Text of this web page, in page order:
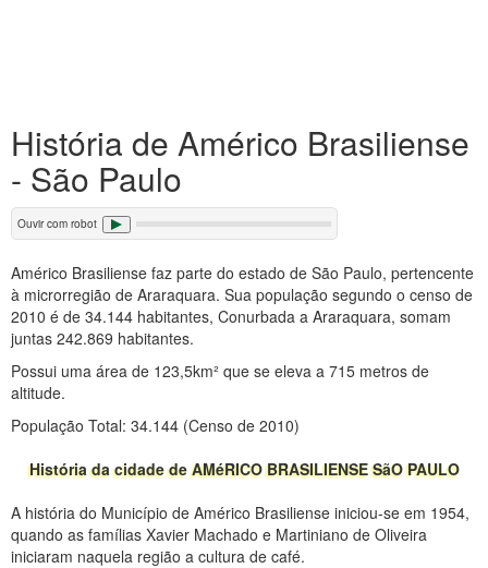
História de Américo Brasiliense
- São Paulo
Ouvir com robot
Américo Brasiliense faz parte do estado de São Paulo, pertencente
à microrregião de Araraquara. Sua população segundo o censo de
2010 é de 34.144 habitantes, Conurbada a Araraquara, somam
juntas 242.869 habitantes.
Possui uma área de 123,5km² que se eleva a 715 metros de
altitude.
População Total: 34.144 (Censo de 2010)
História da cidade de AMéRICO BRASILIENSE SãO PAULO
A história do Município de Américo Brasiliense iniciou-se em 1954,
quando as famílias Xavier Machado e Martiniano de Oliveira
iniciaram naquela região a cultura de café.